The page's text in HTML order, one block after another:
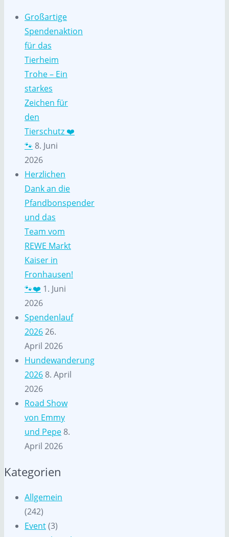
Großartige
Spendenaktion
für das
Tierheim
Trohe – Ein
starkes
Zeichen für
den
Tierschutz ❤️
🐾 8. Juni
2026
Herzlichen
Dank an die
Pfandbonspender
und das
Team vom
REWE Markt
Kaiser in
Fronhausen!
🐾❤️ 1. Juni
2026
Spendenlauf
202626.
April 2026
Hundewanderung
2026 8. April
2026
Road Show
von Emmy
und Pepe 8.
April 2026
Kategorien
Allgemein
(242)
Event(3)